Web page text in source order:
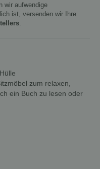
wir aufwendige
ist, versenden wir Ihre
zum relaxen,
ein Buch zu lesen oder